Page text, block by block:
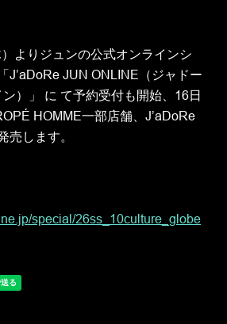
よりジュンの公式オンラインシ
J’aDoRe JUN ONLINE（ジャドー
）」 に て予約受付も開始、16日
HOMME一部店舗、J’aDoRe
売します。
special/26ss_10culture_globe